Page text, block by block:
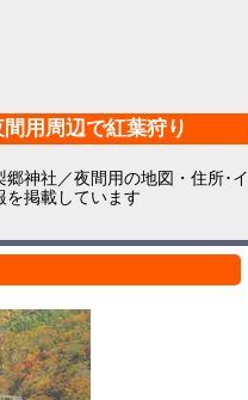
用周辺で紅葉狩り
郷神社／夜間用の地図・住所･イ
を掲載しています